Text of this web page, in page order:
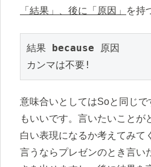
「結果」、後に「原因」
を持
結果 because
原因
カンマは不要!
意味合いとしてはSoと同じ
もいいです。言いたいことが
白い表現になるか考えてみて
言うならプレゼンのとき言い